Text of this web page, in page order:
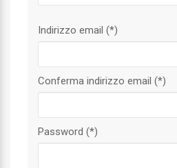
Indirizzo email (*)
Conferma indirizzo email (*)
Password (*)